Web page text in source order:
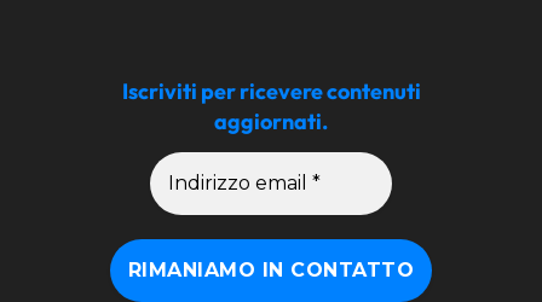
Iscriviti per ricevere contenuti
aggiornati.